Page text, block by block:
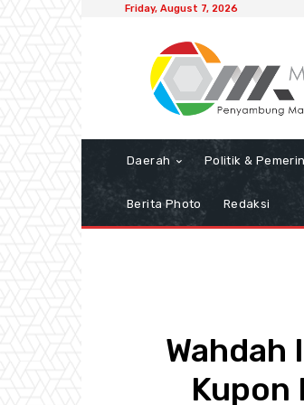
Friday, August 7, 2026
Daerah Politik &
Berita Photo Redaksi
Wahdah
Kupon